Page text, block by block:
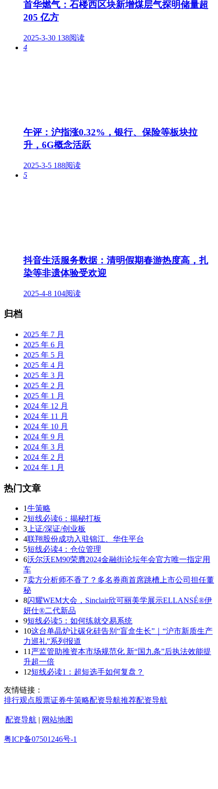
首华燃气：石楼西区块新增煤层气探明储量超
205 亿方
2025-3-30 138阅读
4
午评：沪指涨0.32%，银行、保险等板块拉
升，6G概念活跃
2025-3-5 188阅读
5
抖音生活服务数据：清明假期春游热度高，扎
染等非遗体验受欢迎
2025-4-8 104阅读
归档
2025 年 7 月
2025 年 6 月
2025 年 5 月
2025 年 4 月
2025 年 3 月
2025 年 2 月
2025 年 1 月
2024 年 12 月
2024 年 11 月
2024 年 10 月
2024 年 9 月
2024 年 3 月
2024 年 2 月
2024 年 1 月
热门文章
1牛策略
2短线必读6：揭秘打板
3 上证/深证/创业板
4联翔股份成功入驻锦江、华住平台
5短线必读4：仓位管理
6沃尔沃EM90荣膺2024金融街论坛年会官方唯一指定用
车
7卖方分析师不香了？多名券商首席跳槽上市公司担任董
秘
8闪耀WEM大会，Sinclair欣可丽美学展示ELLANSÉ®伊
妍仕®二代新品
9短线必读5：如何练就交易系统
10这台单晶炉让碳化硅告别“盲盒生长”｜“沪市新质生产
力巡礼”系列报道
11 严监管助推资本市场规范化 新“国九条”后执法效能提
升超一倍
12短线必读1：超短选手如何复盘？
友情链接：
排行观点股票证券牛策略配资导航推荐配资导航
配资导航 | 网站地图
粤ICP备07501246号-1